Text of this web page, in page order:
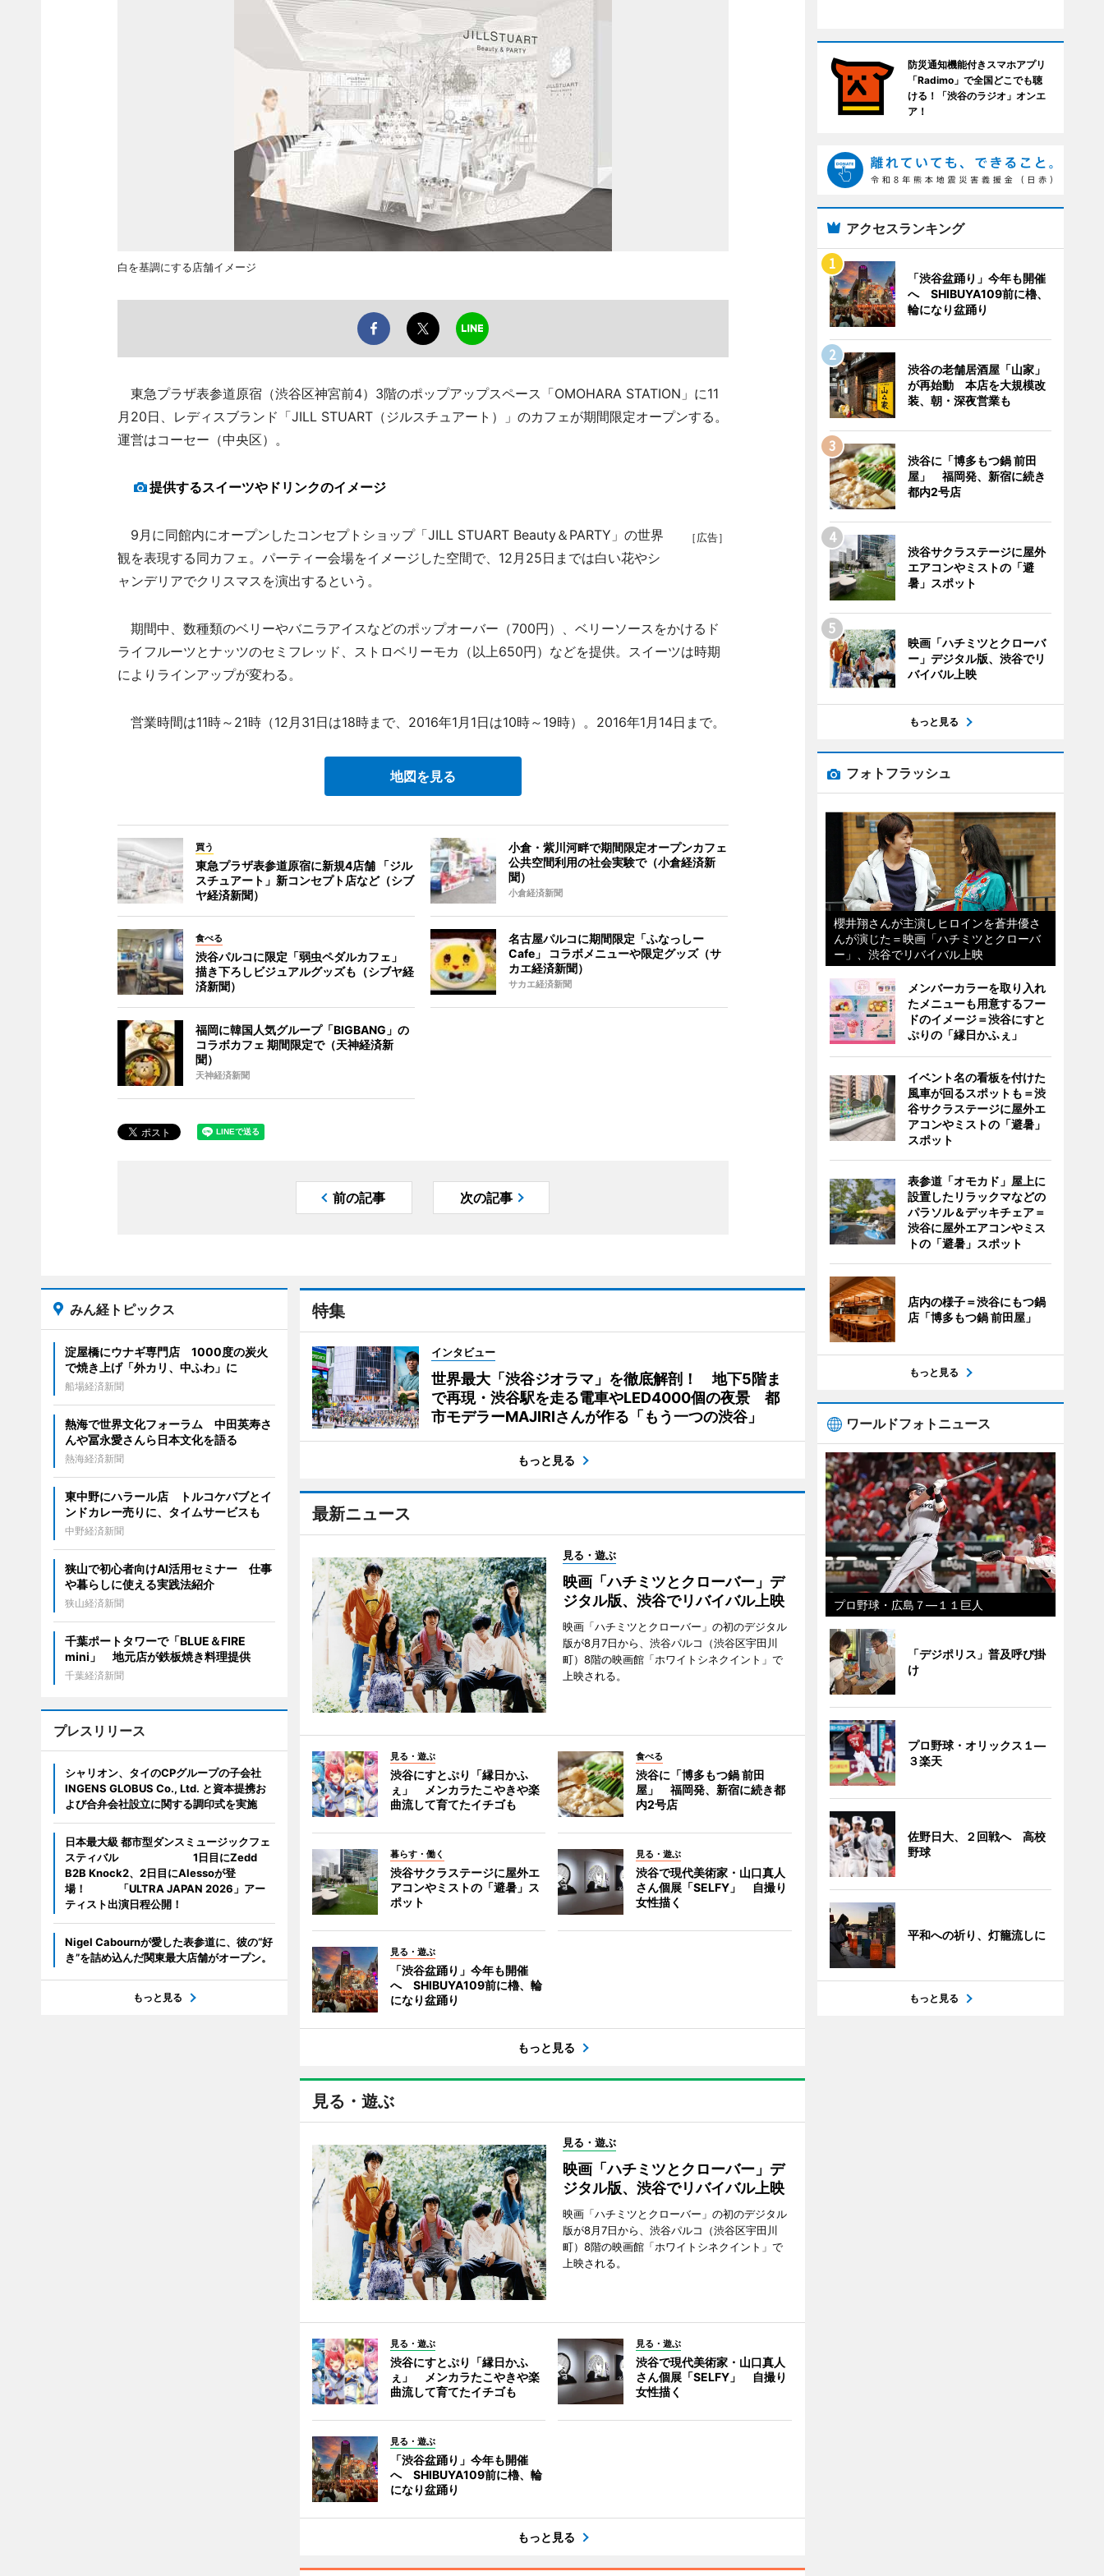
白を基調にする店舗イメージ
東急プラザ表参道原宿（渋谷区神宮前4）3階のポップアップスペース「OMOHARA STATION」に11
月20日、レディスブランド「JILL STUART（ジルスチュアート）」のカフェが期間限定オープンする。
運営はコーセー（中央区）。
提供するスイーツやドリンクのイメージ
［広告］
9月に同館内にオープンしたコンセプトショップ「JILL STUART Beauty＆PARTY」の世界
観を表現する同カフェ。パーティー会場をイメージした空間で、12月25日までは白い花やシ
ャンデリアでクリスマスを演出するという。
期間中、数種類のベリーやバニラアイスなどのポップオーバー（700円）、ベリーソースをかけるド
ライフルーツとナッツのセミフレッド、ストロベリーモカ（以上650円）などを提供。スイーツは時期
によりラインアップが変わる。
営業時間は11時～21時（12月31日は18時まで、2016年1月1日は10時～19時）。2016年1月14日まで。
地図を見る
買う
東急プラザ表参道原宿に新規4店舗 「ジル
スチュアート」新コンセプト店など（シブ
ヤ経済新聞）
小倉・紫川河畔で期間限定オープンカフェ
公共空間利用の社会実験で（小倉経済新
聞）
小倉経済新聞
食べる
渋谷パルコに限定「弱虫ペダルカフェ」
描き下ろしビジュアルグッズも（シブヤ経
済新聞）
名古屋パルコに期間限定「ふなっしー
Cafe」 コラボメニューや限定グッズ（サ
カエ経済新聞）
サカエ経済新聞
福岡に韓国人気グループ「BIGBANG」の
コラボカフェ 期間限定で（天神経済新
聞）
天神経済新聞
前の記事 次の記事
特集
インタビュー
世界最大「渋谷ジオラマ」を徹底解剖！ 地下5階ま
で再現・渋谷駅を走る電車やLED4000個の夜景 都
市モデラーMAJIRIさんが作る「もう一つの渋谷」
もっと見る
最新ニュース
見る・遊ぶ
映画「ハチミツとクローバー」デ
ジタル版、渋谷でリバイバル上映
映画「ハチミツとクローバー」の初のデジタル
版が8月7日から、渋谷パルコ（渋谷区宇田川
町）8階の映画館「ホワイトシネクイント」で
上映される。
見る・遊ぶ
渋谷にすとぷり「縁日かふ
ぇ」 メンカラたこやきや楽
曲流して育てたイチゴも
食べる
渋谷に「博多もつ鍋 前田
屋」 福岡発、新宿に続き都
内2号店
暮らす・働く
渋谷サクラステージに屋外エ
アコンやミストの「避暑」ス
ポット
見る・遊ぶ
渋谷で現代美術家・山口真人
さん個展「SELFY」 自撮り
女性描く
見る・遊ぶ
「渋谷盆踊り」今年も開催
へ SHIBUYA109前に櫓、輪
になり盆踊り
もっと見る
見る・遊ぶ
見る・遊ぶ
映画「ハチミツとクローバー」デ
ジタル版、渋谷でリバイバル上映
映画「ハチミツとクローバー」の初のデジタル
版が8月7日から、渋谷パルコ（渋谷区宇田川
町）8階の映画館「ホワイトシネクイント」で
上映される。
見る・遊ぶ
渋谷にすとぷり「縁日かふ
ぇ」 メンカラたこやきや楽
曲流して育てたイチゴも
見る・遊ぶ
渋谷で現代美術家・山口真人
さん個展「SELFY」 自撮り
女性描く
見る・遊ぶ
「渋谷盆踊り」今年も開催
へ SHIBUYA109前に櫓、輪
になり盆踊り
もっと見る
みん経トピックス
淀屋橋にウナギ専門店 1000度の炭火
で焼き上げ「外カリ、中ふわ」に
船場経済新聞
熱海で世界文化フォーラム 中田英寿さ
んや冨永愛さんら日本文化を語る
熱海経済新聞
東中野にハラール店 トルコケバブとイ
ンドカレー売りに、タイムサービスも
中野経済新聞
狭山で初心者向けAI活用セミナー 仕事
や暮らしに使える実践法紹介
狭山経済新聞
千葉ポートタワーで「BLUE＆FIRE
mini」 地元店が鉄板焼き料理提供
千葉経済新聞
プレスリリース
シャリオン、タイのCPグループの子会社
INGENS GLOBUS Co., Ltd. と資本提携お
よび合弁会社設立に関する調印式を実施
日本最大級 都市型ダンスミュージックフェ
スティバル 1日目にZedd
B2B Knock2、2日目にAlessoが登
場！ 「ULTRA JAPAN 2026」アー
ティスト出演日程公開！
Nigel Cabournが愛した表参道に、彼の“好
き”を詰め込んだ関東最大店舗がオープン。
もっと見る
防災通知機能付きスマホアプリ
「Radimo」で全国どこでも聴
ける！「渋谷のラジオ」オンエ
ア！
アクセスランキング
「渋谷盆踊り」今年も開催
へ SHIBUYA109前に櫓、
輪になり盆踊り
渋谷の老舗居酒屋「山家」
が再始動 本店を大規模改
装、朝・深夜営業も
渋谷に「博多もつ鍋 前田
屋」 福岡発、新宿に続き
都内2号店
渋谷サクラステージに屋外
エアコンやミストの「避
暑」スポット
映画「ハチミツとクローバ
ー」デジタル版、渋谷でリ
バイバル上映
もっと見る
フォトフラッシュ
櫻井翔さんが主演しヒロインを蒼井優さ
んが演じた＝映画「ハチミツとクローバ
ー」、渋谷でリバイバル上映
メンバーカラーを取り入れ
たメニューも用意するフー
ドのイメージ＝渋谷にすと
ぷりの「縁日かふぇ」
イベント名の看板を付けた
風車が回るスポットも＝渋
谷サクラステージに屋外エ
アコンやミストの「避暑」
スポット
表参道「オモカド」屋上に
設置したリラックマなどの
パラソル＆デッキチェア＝
渋谷に屋外エアコンやミス
トの「避暑」スポット
店内の様子＝渋谷にもつ鍋
店「博多もつ鍋 前田屋」
もっと見る
ワールドフォトニュース
プロ野球・広島７―１１巨人
「デジポリス」普及呼び掛
け
プロ野球・オリックス１―
３楽天
佐野日大、２回戦へ 高校
野球
平和への祈り、灯籠流しに
もっと見る